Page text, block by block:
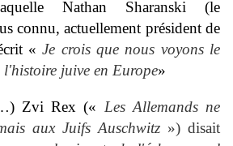
Nathan Sharanski (le
connu, actuellement président de
«Je crois que nous voyons le
l'histoire juive en Europe»
Zvi Rex (« Les Allemands ne
aux Juifs Auschwitz ») disait